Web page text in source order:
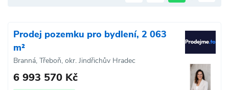
Prodej pozemku pro bydlení, 2 063
m²
Branná, Třeboň, okr. Jindřichův Hradec
6 993 570 Kč